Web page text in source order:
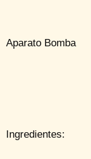
Aparato Bomba
Ingredientes: